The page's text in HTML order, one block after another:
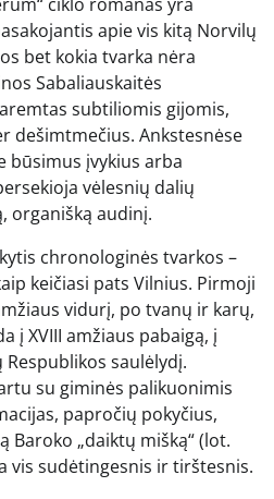
apie vis kitą Norvilų
bet kokia tvarka nėra
Sabaliauskaitės
subtiliomis gijomis,
dešimtmečius. Ankstesnėse
būsimus įvykius arba
vėlesnių dalių
organišką audinį.
chronologinės tvarkos –
keičiasi pats Vilnius. Pirmoji
vidurį, po tvanų ir karų,
į XVIII amžiaus pabaigą, į
saulėlydį.
su giminės palikuonimis
papročių pokyčius,
Baroko „daiktų mišką“ (lot.
vis sudėtingesnis ir tirštesnis.